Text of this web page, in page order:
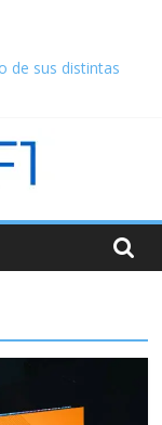
de sus distintas
de mejora
dos caras
rumbo a las